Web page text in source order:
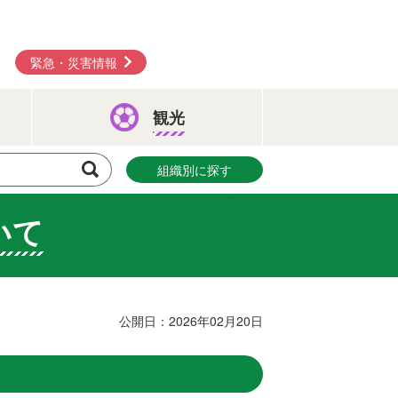
緊急・災害情報
観光
組織別に探す
て
公開日：2026年02月20日